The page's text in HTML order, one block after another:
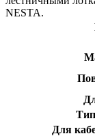
NESTA.
Для